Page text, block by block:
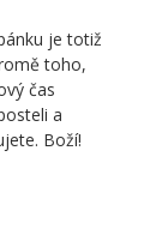
je totiž
toho,
čas
a
Boží!